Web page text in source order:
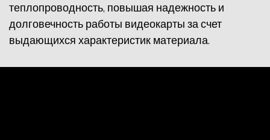
теплопроводность, повышая надежность и
долговечность работы видеокарты за счет
выдающихся характеристик материала.